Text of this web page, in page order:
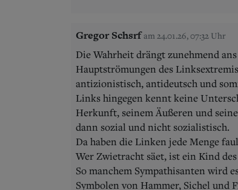
Gregor Schsrf am 24.01.26, 07:32 Uhr
Die Wahrheit drängt zunehmend
Hauptströmungen des
antizionistisch, antideutsch und
Links hingegen kennt keine
Herkunft, seinem Äußeren und
dann sozial und nicht sozialistisch.
Da haben die Linken jede Menge
Wer Zwietracht säet, ist ein Kind
So manchem Sympathisanten wird
Symbolen von Hammer, Sichel und